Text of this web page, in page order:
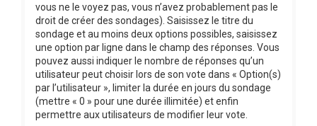
vous ne le voyez pas, vous n’avez probablement pas le
droit de créer des sondages). Saisissez le titre du
sondage et au moins deux options possibles, saisissez
une option par ligne dans le champ des réponses. Vous
pouvez aussi indiquer le nombre de réponses qu’un
utilisateur peut choisir lors de son vote dans « Option(s)
par l’utilisateur », limiter la durée en jours du sondage
(mettre « 0 » pour une durée illimitée) et enfin
permettre aux utilisateurs de modifier leur vote.